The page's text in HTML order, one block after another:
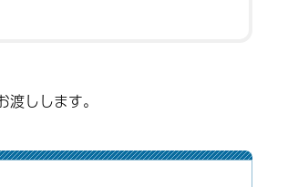
しします。